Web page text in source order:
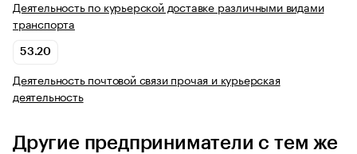
Деятельность по курьерской доставке различными видами
транспорта
53.20
Деятельность почтовой связи прочая и курьерская
деятельность
Другие предприниматели с тем же